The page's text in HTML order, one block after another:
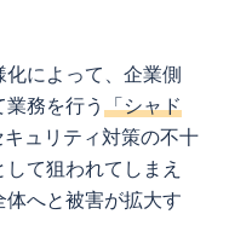
によって、企業側
務を行う 「シャド
ュリティ対策の不十
て狙われてしまえ
へと被害が拡大す